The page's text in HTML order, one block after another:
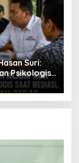
Suri:
Psikologis
Bantah